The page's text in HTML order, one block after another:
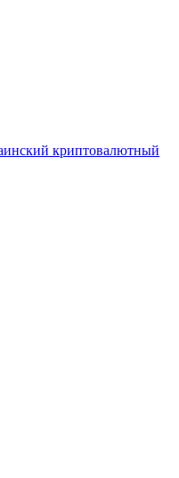
криптовалютный